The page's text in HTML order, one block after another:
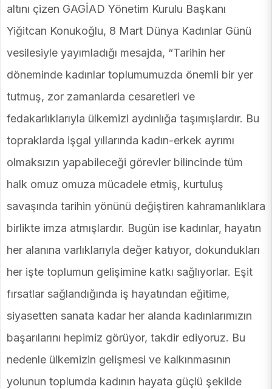
altını çizen GAGİAD Yönetim Kurulu Başkanı
Yiğitcan Konukoğlu, 8 Mart Dünya Kadınlar Günü
vesilesiyle yayımladığı mesajda, “Tarihin her
döneminde kadınlar toplumumuzda önemli bir yer
tutmuş, zor zamanlarda cesaretleri ve
fedakarlıklarıyla ülkemizi aydınlığa taşımışlardır. Bu
topraklarda işgal yıllarında kadın-erkek ayrımı
olmaksızın yapabileceği görevler bilincinde tüm
halk omuz omuza mücadele etmiş, kurtuluş
savaşında tarihin yönünü değiştiren kahramanlıklara
birlikte imza atmışlardır. Bugün ise kadınlar, hayatın
her alanına varlıklarıyla değer katıyor, dokundukları
her işte toplumun gelişimine katkı sağlıyorlar. Eşit
fırsatlar sağlandığında iş hayatından eğitime,
siyasetten sanata kadar her alanda kadınlarımızın
başarılarını hepimiz görüyor, takdir ediyoruz. Bu
nedenle ülkemizin gelişmesi ve kalkınmasının
yolunun toplumda kadının hayata güçlü şekilde